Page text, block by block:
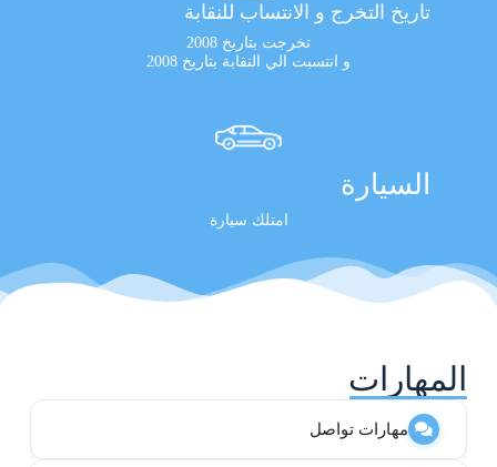
تاريخ التخرج و الانتساب للنقابة
تخرجت بتاريخ 2008
و انتسبت الي النقابة بتاريخ 2008
السيارة
امتلك سيارة
المهارات
مهارات تواصل